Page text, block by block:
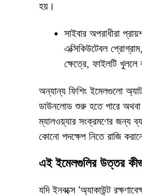
হয়।
সাইবার অপরাধীরা
এক্সিকিউটেবল
ক্ষেত্রে, ফাইলটি
অন্যান্য ফিশিং ইমেলগুলো
ডাউনলোড শুরু হতে পারে অথবা
ম্যালওয়্যার সংক্রমণের জন্য
কোনো পদক্ষেপ নিতে রাজি
এই ইমেলগুলির উত্তর
যদি ইনবক্সে 'অ্যাকাউন্ট